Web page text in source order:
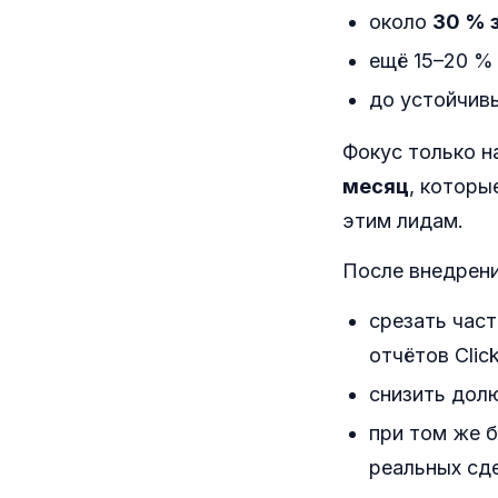
около 30 %
ещё 15–20
до
Фокус только
месяц,
этим лидам.
После
срезать
отчётов
снизить
при том же
реальных